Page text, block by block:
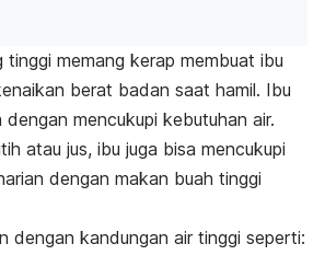
tinggi memang kerap membuat ibu
berat badan saat hamil. Ibu
mencukupi kebutuhan air.
atau jus, ibu juga bisa mencukupi
dengan makan buah tinggi
dengan kandungan air tinggi seperti: